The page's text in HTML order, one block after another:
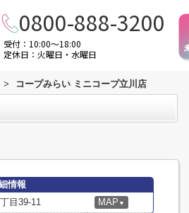
0800-888-3200
受付：10:00～18:00
定休日：火曜日・水曜日
> コープみらい ミニコープ立川店
情報
目39-11 MAP ▼